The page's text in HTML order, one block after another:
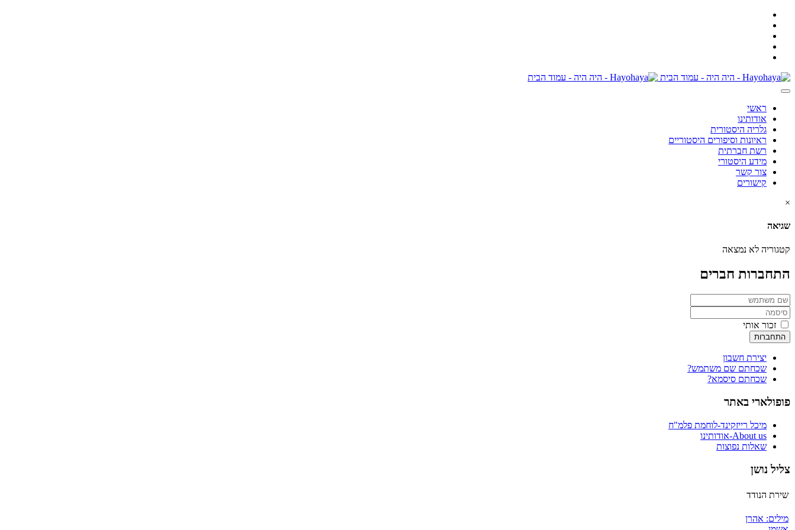
ראשי
אודותינו
גלריה היסטורית
ראיונות וסיפורים היסטוריים
רשת חברתית
מידע היסטורי
צור קשר
קישורים
×
שגיאה
קטגוריה לא נמצאה
התחברות חברים
זכור אותי
התחברות
יצירת חשבון
שכחתם שם משתמש?
שכחתם סיסמא?
פופולארי באתר
מיכל רייזקינד-לוחמת פלמ"ח
About us-אודותינו
שאלות נפוצות
צליל נושן
שירת הנודד
מילים: אהרן
אשמן